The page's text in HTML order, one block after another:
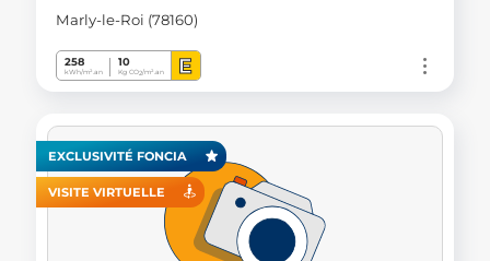
Marly-le-Roi (78160)
258
kWh/m².an
10
Kg CO2/m².an E
EXCLUSIVITÉ FONCIA
VISITE VIRTUELLE